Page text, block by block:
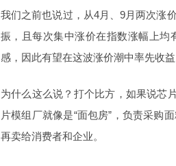
我们之前也说过，从4月、9月两次涨
振，且每次集中涨价在指数涨幅上
感，因此有望在这波涨价潮中率先收
为什么这么说？打个比方，如果说芯
片模组厂就像是“面包房”，负责采购
再卖给消费者和企业。